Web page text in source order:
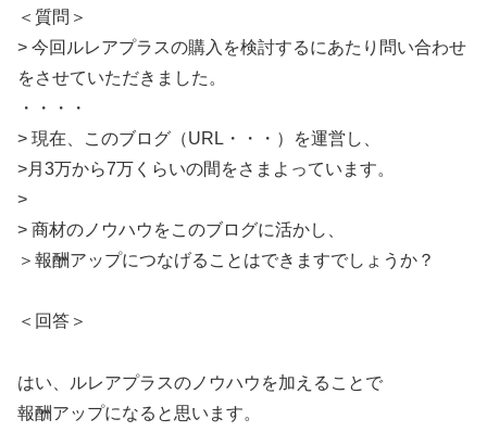
＜質問＞
> 今回ルレアプラスの購入を検討するにあたり問い合わせ
をさせていただきました。
・・・・
> 現在、このブログ（URL・・・）を運営し、
>月3万から7万くらいの間をさまよっています。
>
> 商材のノウハウをこのブログに活かし、
＞報酬アップにつなげることはできますでしょうか？
＜回答＞
はい、ルレアプラスのノウハウを加えることで
報酬アップになると思います。